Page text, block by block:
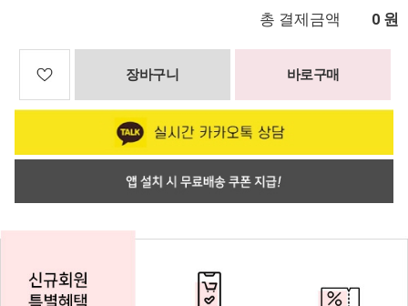
총 결제금액 0 원
장바구니 바로구매